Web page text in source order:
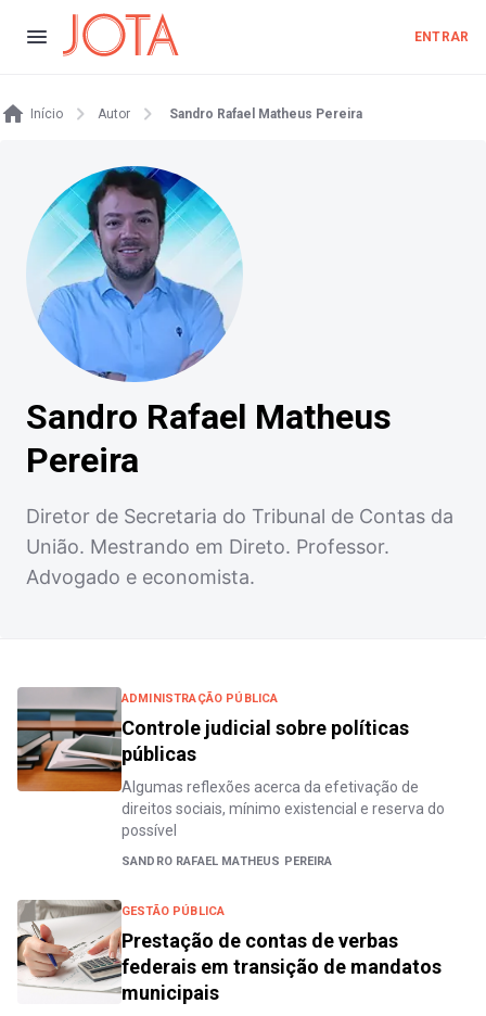
ENTRAR
Início Autor Sandro Rafael Matheus Pereira
Sandro Rafael Matheus
Pereira
Diretor de Secretaria do Tribunal de Contas da
União. Mestrando em Direto. Professor.
Advogado e economista.
ADMINISTRAÇÃO PÚBLICA
Controle judicial sobre políticas
públicas
Algumas reflexões acerca da efetivação de
direitos sociais, mínimo existencial e reserva do
possível
SANDRO RAFAEL MATHEUS PEREIRA
GESTÃO PÚBLICA
Prestação de contas de verbas
federais em transição de mandatos
municipais